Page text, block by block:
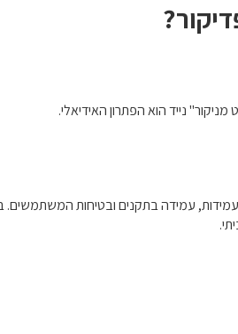
נייד הוא הפתרון האידיאלי.
עמידה בתקנים ובטיחות